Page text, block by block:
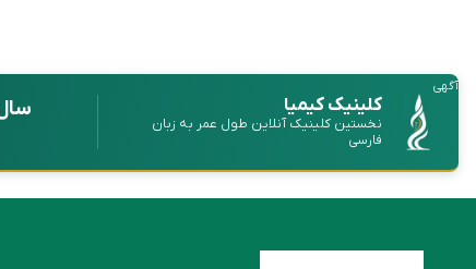
آگهی
کلینیک کیمیا
نخستین کلینیک آنلاین طول عمر به زبان
فارسی